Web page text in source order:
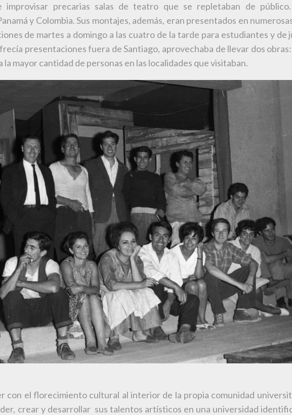
precarias salas de teatro que se repletaban de público.
y Colombia. Sus montajes, además, eran presentados en
de martes a domingo a las cuatro de la tarde para estudiantes y de
presentaciones fuera de Santiago, aprovechaba de llevar dos
mayor cantidad de personas en las localidades que visitaban.
con el florecimiento cultural al interior de la propia comunidad
crear y desarrollar sus talentos artísticos en una universidad